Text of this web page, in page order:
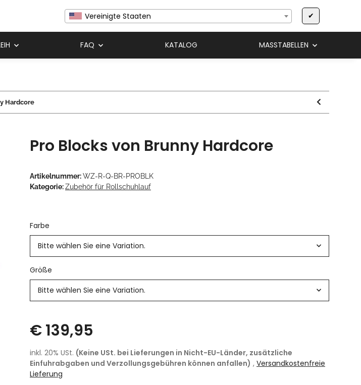
Vereinigte Staaten ✔
FAQ KATALOG MASSTABELLEN
Hardcore
Pro Blocks von Brunny Hardcore
Artikelnummer:WZ-R-Q-BR-PROBLK
Kategorie:Zubehör für Rollschuhlauf
Farbe
Bitte wählen Sie eine Variation.
Größe
Bitte wählen Sie eine Variation.
€ 139,95
inkl. 20% USt. (Keine USt. bei Lieferungen in Nicht-EU-Länder, zusätzliche
Einfuhrabgaben und Verzollungsgebühren können anfallen) , Versandkostenfreie
Lieferung